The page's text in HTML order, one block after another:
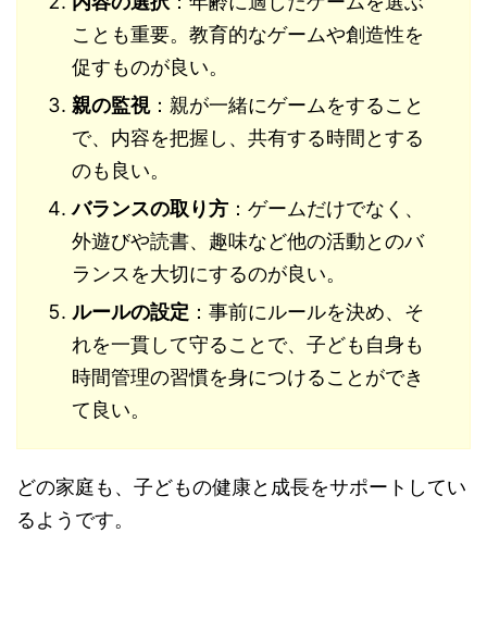
ことも重要。教育的なゲームや創造性を
促すものが良い。
親の監視：親が一緒にゲームをすること
で、内容を把握し、共有する時間とする
のも良い。
バランスの取り方 ：ゲームだけでなく、
外遊びや読書、趣味など他の活動とのバ
ランスを大切にするのが良い。
ルールの設定 ：事前にルールを決め、そ
れを一貫して守ることで、子ども自身も
時間管理の習慣を身につけることができ
て良い。
どの家庭も、子どもの健康と成長をサポートしてい
るようです。